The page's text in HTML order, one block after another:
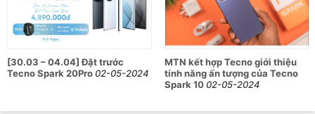
[30.03 – 04.04] Đặt trước
Tecno Spark 20Pro02-05-2024
MTN kết hợp Tecno giới thiệu
tính năng ấn tượng của Tecno
Spark 1002-05-2024